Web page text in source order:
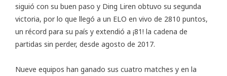
siguió con su buen paso y Ding Liren obtuvo su segunda
victoria, por lo que llegó a un ELO en vivo de 2810 puntos,
un récord para su país y extendió a ¡81! la cadena de
partidas sin perder, desde agosto de 2017.
Nueve equipos han ganado sus cuatro matches y en la